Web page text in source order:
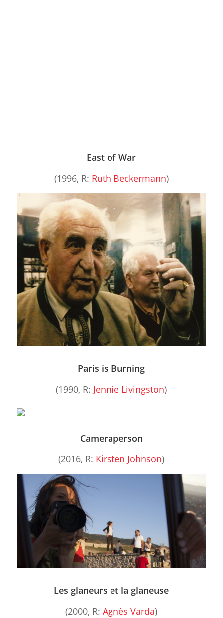
East of War
(1996, R: Ruth Beckermann)
Paris is Burning
(1990, R: Jennie Livingston)
Cameraperson
(2016, R: Kirsten Johnson)
Les glaneurs et la glaneuse
(2000, R:Agnès Varda)